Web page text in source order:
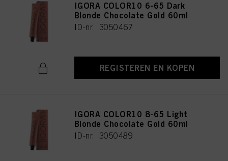
IGORA COLOR10 6-65 Dark
Blonde Chocolate Gold 60ml
ID-nr. 3050467
REGISTEREN EN KOPEN
IGORA COLOR10 8-65 Light
Blonde Chocolate Gold 60ml
ID-nr. 3050489